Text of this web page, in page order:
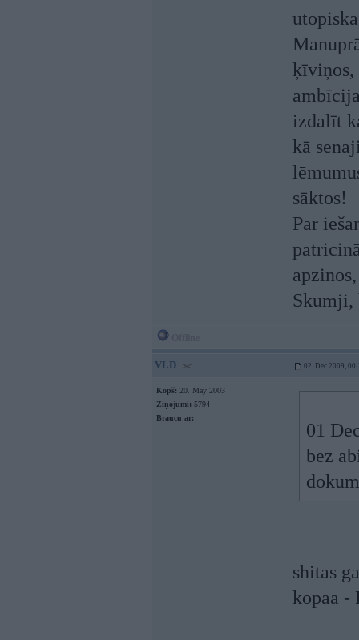
ķīviņos,
izdalīt
kā
sāktos!
Par
Skumji,
VLD 02. Dec 2009,
Kopš: 20. May 2003
Ziņojumi: 5794
Braucu ar:
01
bez
shitas
kopaa -